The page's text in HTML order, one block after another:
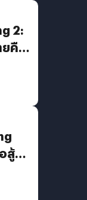
2:
ยคือ
สู้ใน